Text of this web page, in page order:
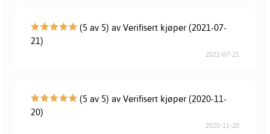
(5 av 5) av Verifisert kjøper (2021-07-
21)
2021-07-21
(5 av 5) av Verifisert kjøper (2020-11-
20)
2020-11-20